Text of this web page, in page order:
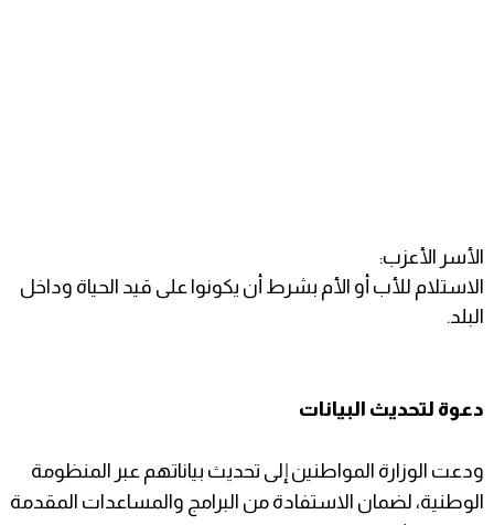
الأسر الأعزب:
الاستلام للأب أو الأم بشرط أن يكونوا على قيد الحياة وداخل
البلد.
دعوة لتحديث البيانات
ودعت الوزارة المواطنين إلى تحديث بياناتهم عبر المنظومة
الوطنية، لضمان الاستفادة من البرامج والمساعدات المقدمة